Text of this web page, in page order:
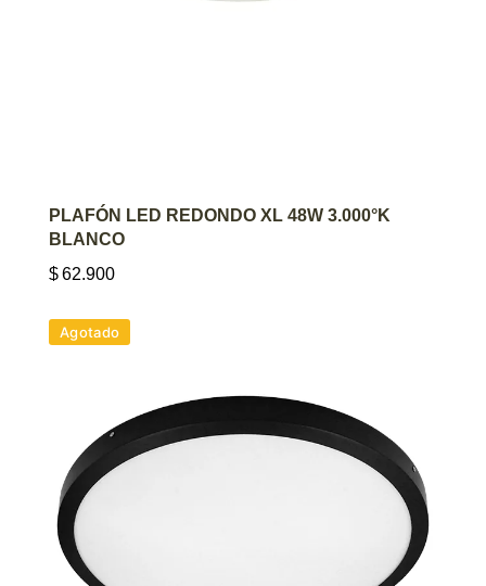
AGREGAR AL CARRITO
PLAFÓN LED REDONDO XL 48W 3.000°K
BLANCO
$62.900
Agotado